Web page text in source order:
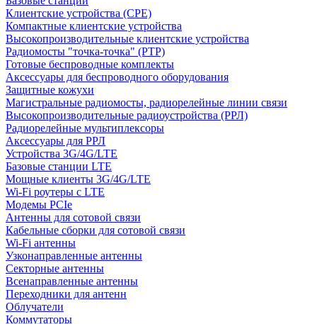
Клиентские устройства (CPE)
Компактные клиентские устройства
Высокопроизводительные клиентские устройства
Радиомосты "точка-точка" (PTP)
Готовые беспроводные комплекты
Аксессуары для беспроводного оборудования
Защитные кожухи
Магистральные радиомосты, радиорелейные линии связи
Высокопроизводительные радиоустройства (РРЛ)
Радиорелейные мультиплексоры
Аксессуары для РРЛ
Устройства 3G/4G/LTE
Базовые станции LTE
Мощные клиенты 3G/4G/LTE
Wi-Fi роутеры с LTE
Модемы PCIe
Антенны для сотовой связи
Кабельные сборки для сотовой связи
Wi-Fi антенны
Узконаправленные антенны
Секторные антенны
Всенаправленные антенны
Переходники для антенн
Облучатели
Коммутаторы